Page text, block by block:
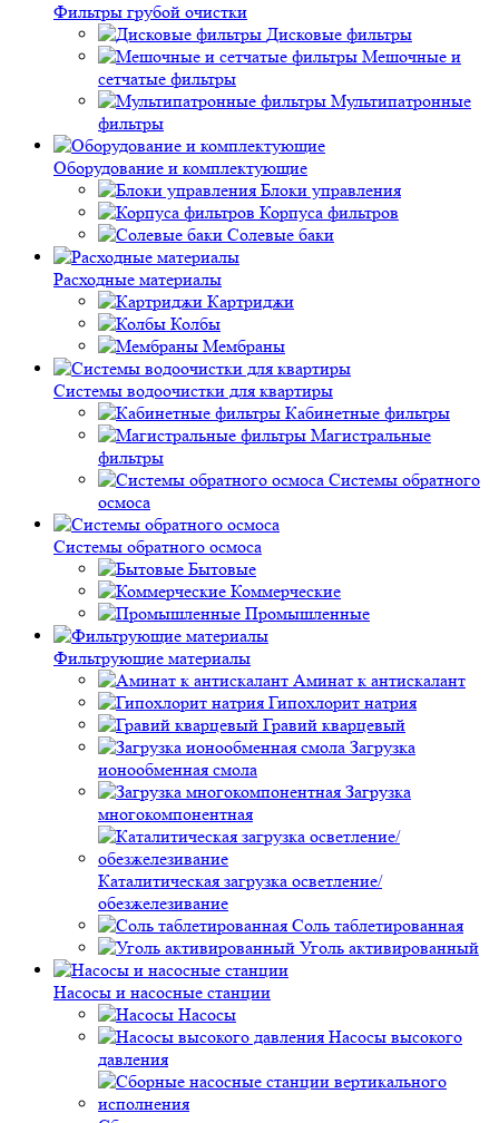
Фильтры грубой очистки
Дисковые фильтры
Мешочные и
сетчатые фильтры
Мультипатронные
фильтры
Оборудование и комплектующие
Блоки управления
Корпуса фильтров
Солевые баки
Расходные материалы
Картриджи
Колбы
Мембраны
Системы водоочистки для квартиры
Кабинетные фильтры
Магистральные
фильтры
Системы обратного
осмоса
Системы обратного осмоса
Бытовые
Коммерческие
Промышленные
Фильтрующие материалы
Аминат к антискалант
Гипохлорит натрия
Гравий кварцевый
Загрузка
ионообменная смола
Загрузка
многокомпонентная
Каталитическая загрузка осветление/
обезжелезивание
Соль таблетированная
Уголь активированный
Насосы и насосные станции
Насосы
Насосы высокого
давления